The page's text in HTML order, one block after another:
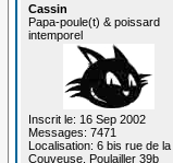
Cassin
Papa-poule(t) & poissard
intemporel
Inscrit le: 16 Sep 2002
Messages: 7471
Localisation: 6 bis rue de la
Couveuse, Poulailler 39b